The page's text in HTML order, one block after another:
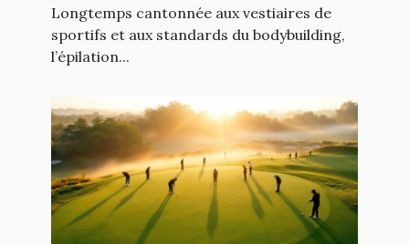
Longtemps cantonnée aux vestiaires de
sportifs et aux standards du bodybuilding,
l’épilation...